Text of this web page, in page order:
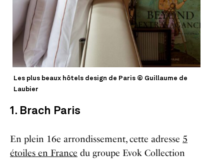
Les plus beaux hôtels design de Paris © Guillaume de
Laubier
1. Brach Paris
En plein 16e arrondissement, cette adresse 5
étoiles en France du groupe Evok Collection